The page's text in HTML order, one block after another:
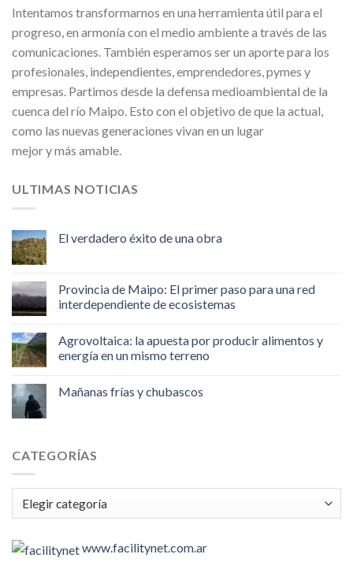
Intentamos transformarnos en una herramienta útil para el
progreso, en armonía con el medio ambiente a través de las
comunicaciones. También esperamos ser un aporte para los
profesionales, independientes, emprendedores, pymes y
empresas. Partimos desde la defensa medioambiental de la
cuenca del río Maipo. Esto con el objetivo de que la actual,
como las nuevas generaciones vivan en un lugar
mejor y más amable.
ULTIMAS NOTICIAS
El verdadero éxito de una obra
Provincia de Maipo: El primer paso para una red
interdependiente de ecosistemas
Agrovoltaica: la apuesta por producir alimentos y
energía en un mismo terreno
Mañanas frías y chubascos
CATEGORÍAS
Categorías
www.facilitynet.com.ar